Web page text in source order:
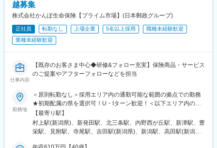
越募集
株式会社かんぽ生命保険【プライム市場】(日本郵政グループ)
正社員 転勤なし 上場企業 5名以上採用
職種未経験歓迎
業種未経験歓迎
仕事内容
【既存のお客さま中心◆研修&フォロー充実】保険商品・サービス
のご提案やアフターフォローなどを担当
勤務地
＜原則転勤なし＞採用エリア内の通勤可能な範囲の拠点での勤務
★初期配属の県を選択可！U・Iターン歓迎！＜以下エリア内の郵
便局内に設置されたかんぽサービス部＞■信越エリア：新潟県、長
野県■北陸エリア：富山県、石川県、福井県※基本的にスクーター
またはバイク、一部エリアは車で営業※配属先のかんぽサービス部
【最寄り駅】
村上駅(新潟県)、新発田駅、北三条駅、内野西が丘駅、新津駅、豊
栄駅、見附駅、寺尾駅、吉田駅(新潟県)、新潟駅、高田駅(新潟